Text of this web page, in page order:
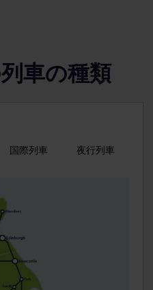
車の種類
国際列車 夜行列車